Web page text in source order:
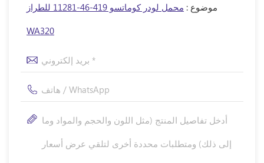
موضوع :
محمل لودر كوماتسو 419-46-11281 للطراز
WA320